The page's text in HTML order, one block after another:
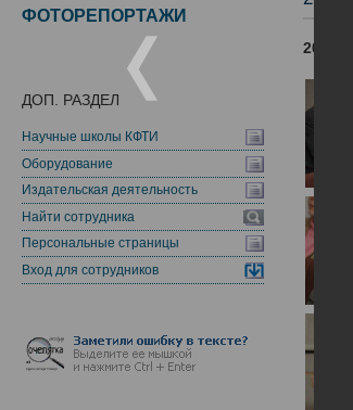
2006 г.
ФОТОРЕПОРТАЖИ
ДОП. РАЗДЕЛ
Научные школы КФТИ
Оборудование
Издательская деятельность
Найти сотрудника
Персональные страницы
Вход для сотрудников